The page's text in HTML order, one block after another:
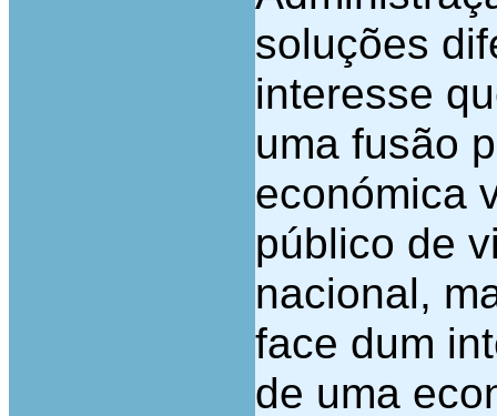
soluções
interesse
uma fusão
económica
público de
nacional,
face dum
de uma